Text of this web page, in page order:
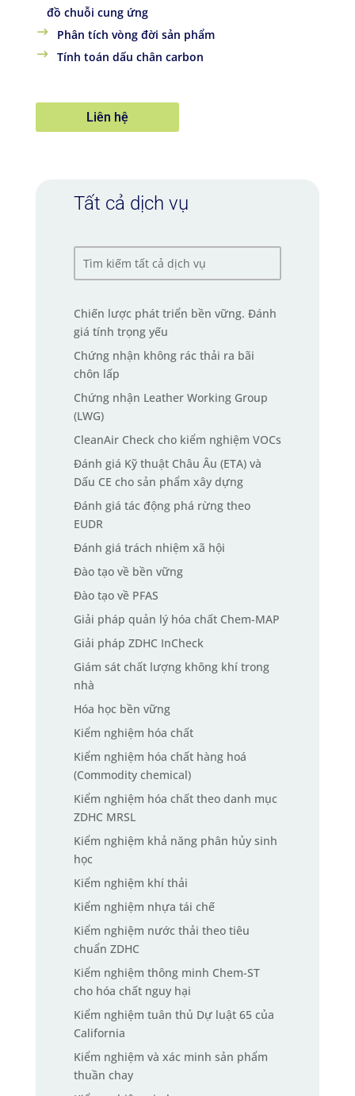
đồ chuỗi cung ứng
Phân tích vòng đời sản phẩm
Tính toán dấu chân carbon
Liên hệ
Tất cả dịch vụ
Chiến lược phát triển bền vững. Đánh
giá tính trọng yếu
Chứng nhận không rác thải ra bãi
chôn lấp
Chứng nhận Leather Working Group
(LWG)
CleanAir Check cho kiểm nghiệm VOCs
Đánh giá Kỹ thuật Châu Âu (ETA) và
Dấu CE cho sản phẩm xây dựng
Đánh giá tác động phá rừng theo
EUDR
Đánh giá trách nhiệm xã hội
Đào tạo về bền vững
Đào tạo về PFAS
Giải pháp quản lý hóa chất Chem-MAP
Giải pháp ZDHC InCheck
Giám sát chất lượng không khí trong
nhà
Hóa học bền vững
Kiểm nghiệm hóa chất
Kiểm nghiệm hóa chất hàng hoá
(Commodity chemical)
Kiểm nghiệm hóa chất theo danh mục
ZDHC MRSL
Kiểm nghiệm khả năng phân hủy sinh
học
Kiểm nghiệm khí thải
Kiểm nghiệm nhựa tái chế
Kiểm nghiệm nước thải theo tiêu
chuẩn ZDHC
Kiểm nghiệm thông minh Chem-ST
cho hóa chất nguy hại
Kiểm nghiệm tuân thủ Dự luật 65 của
California
Kiểm nghiệm và xác minh sản phẩm
thuần chay